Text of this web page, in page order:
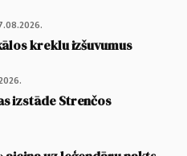
kreklu izšuvumus
izstāde Strenčos